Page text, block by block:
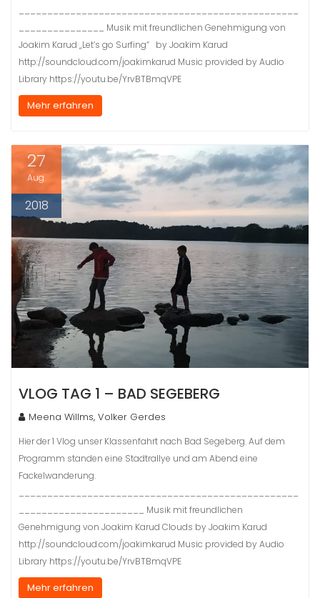
_______________ Musik mit freundlichen Genehmigung von
Joakim Karud „Let’s go Surfing“ by Joakim Karud
http://soundcloud.com/joakimkarud Music provided by Audio
Library https://youtu.be/YrvBTBmqVPE
Mehr erfahren
27
Aug.
2018
VLOG TAG 1 – BAD SEGEBERG
Meena Willms, Volker Gerdes
Hier der 1 Vlog unser Klassenfahrt nach Bad Segeberg. Auf dem
Programm standen eine Stadtrallye und am Abend eine
Fackelwanderung.
______________________ Musik mit freundlichen
Genehmigung von Joakim Karud Clouds by Joakim Karud
http://soundcloud.com/joakimkarud Music provided by Audio
Library https://youtu.be/YrvBTBmqVPE
Mehr erfahren